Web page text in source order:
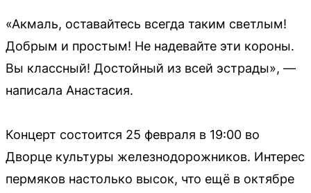
«Акмаль, оставайтесь всегда таким светлым!
Добрым и простым! Не надевайте эти короны.
Вы классный! Достойный из всей эстрады», —
написала Анастасия.
Концерт состоится 25 февраля в 19:00 во
Дворце культуры железнодорожников. Интерес
пермяков настолько высок, что ещё в октябре